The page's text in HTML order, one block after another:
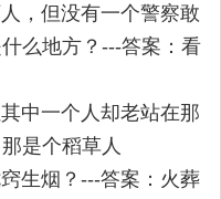
，但没有一个警察敢
么地方？---答案：看
中一个人却老站在那
是个稻草人
生烟？---答案：火葬